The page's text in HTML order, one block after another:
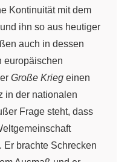
Kontinuität mit dem
ihn so aus heutiger
auch in dessen
europäischen
Große Krieg einen
in der nationalen
Frage steht, dass
Er brachte Schrecken